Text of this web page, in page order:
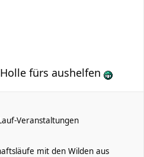
fürs aushelfen
Veranstaltungen
mit den Wilden aus